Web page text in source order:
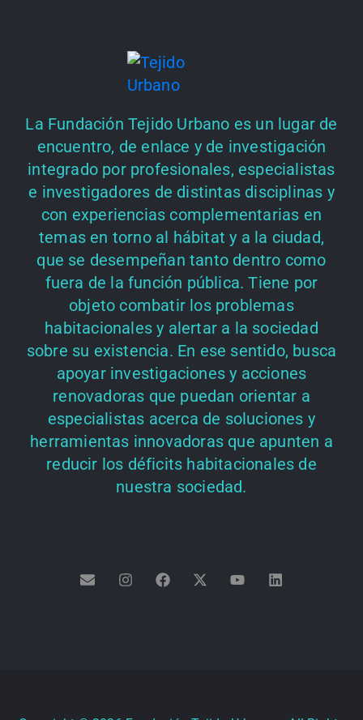
La Fundación Tejido Urbano es un lugar de
encuentro, de enlace y de investigación
integrado por profesionales, especialistas
e investigadores de distintas disciplinas y
con experiencias complementarias en
temas en torno al hábitat y a la ciudad,
que se desempeñan tanto dentro como
fuera de la función pública. Tiene por
objeto combatir los problemas
habitacionales y alertar a la sociedad
sobre su existencia. En ese sentido, busca
apoyar investigaciones y acciones
renovadoras que puedan orientar a
especialistas acerca de soluciones y
herramientas innovadoras que apunten a
reducir los déficits habitacionales de
nuestra sociedad.